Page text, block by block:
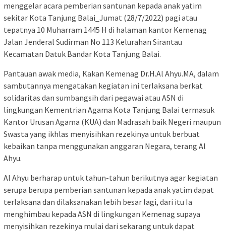
menggelar acara pemberian santunan kepada anak yatim
sekitar Kota Tanjung Balai_Jumat (28/7/2022) pagi atau
tepatnya 10 Muharram 1445 H di halaman kantor Kemenag
Jalan Jenderal Sudirman No 113 Kelurahan Sirantau
Kecamatan Datuk Bandar Kota Tanjung Balai.
Pantauan awak media, Kakan Kemenag Dr.H.Al Ahyu.MA, dalam
sambutannya mengatakan kegiatan ini terlaksana berkat
solidaritas dan sumbangsih dari pegawai atau ASN di
lingkungan Kementrian Agama Kota Tanjung Balai termasuk
Kantor Urusan Agama (KUA) dan Madrasah baik Negeri maupun
Swasta yang ikhlas menyisihkan rezekinya untuk berbuat
kebaikan tanpa menggunakan anggaran Negara, terang Al
Ahyu.
Al Ahyu berharap untuk tahun-tahun berikutnya agar kegiatan
serupa berupa pemberian santunan kepada anak yatim dapat
terlaksana dan dilaksanakan lebih besar lagi, dari itu Ia
menghimbau kepada ASN di lingkungan Kemenag supaya
menyisihkan rezekinya mulai dari sekarang untuk dapat